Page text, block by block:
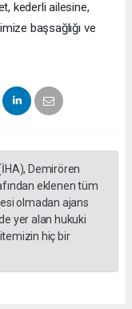
kederli ailesine,
başsağlığı ve
Demirören
eklenen tüm
olmadan ajans
yer alan hukuki
hiç bir